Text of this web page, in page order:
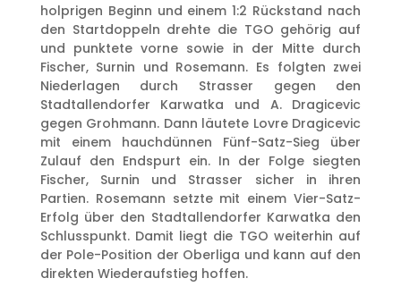
holprigen Beginn und einem 1:2 Rückstand nach
den Startdoppeln drehte die TGO gehörig auf
und punktete vorne sowie in der Mitte durch
Fischer, Surnin und Rosemann. Es folgten zwei
Niederlagen durch Strasser gegen den
Stadtallendorfer Karwatka und A. Dragicevic
gegen Grohmann. Dann läutete Lovre Dragicevic
mit einem hauchdünnen Fünf-Satz-Sieg über
Zulauf den Endspurt ein. In der Folge siegten
Fischer, Surnin und Strasser sicher in ihren
Partien. Rosemann setzte mit einem Vier-Satz-
Erfolg über den Stadtallendorfer Karwatka den
Schlusspunkt. Damit liegt die TGO weiterhin auf
der Pole-Position der Oberliga und kann auf den
direkten Wiederaufstieg hoffen.